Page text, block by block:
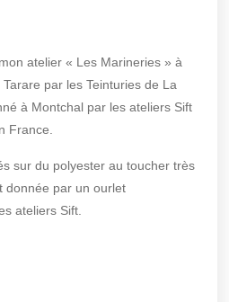
atelier « Les Marineries » à
par les Teinturies de La
à Montchal par les ateliers Sift
France.
sur du polyester au toucher très
donnée par un ourlet
ateliers Sift.